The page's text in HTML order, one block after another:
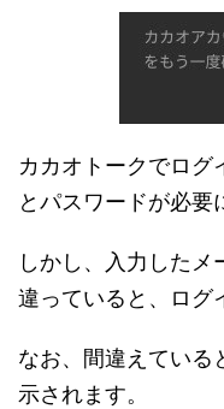
カカオトークでログ
とパスワードが必要
しかし、入力したメ
違っていると、ログ
なお、間違えている
示されます。